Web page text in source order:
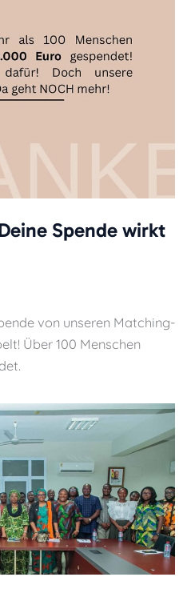
Spende wirkt
von unseren Matching-
Über 100 Menschen